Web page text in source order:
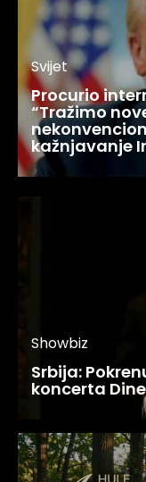
Svijet
Procurio
“Tražimo
kažnjavanje
Showbiz
Srbija:
koncerta